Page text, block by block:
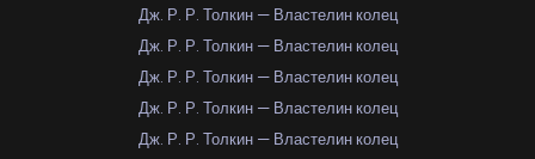
Дж. Р. Р. Толкин — Властелин колец
Дж. Р. Р. Толкин — Властелин колец
Дж. Р. Р. Толкин — Властелин колец
Дж. Р. Р. Толкин — Властелин колец
Дж. Р. Р. Толкин — Властелин колец